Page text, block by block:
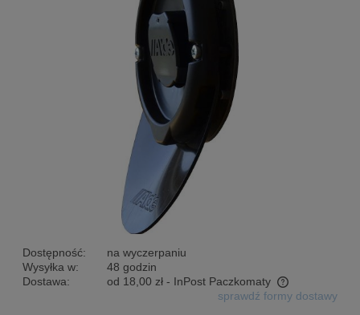
Dostępność:
na wyczerpaniu
Wysyłka w:
48 godzin
Dostawa:
od 18,00 zł - InPost Paczkomaty
Cena nie zawiera ewentualnych kosztów płatnościsprawdź formy dostawy